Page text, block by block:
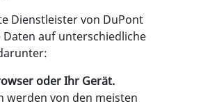
Dienstleister von DuPont
auf unterschiedliche
oder Ihr Gerät.
werden von den meisten